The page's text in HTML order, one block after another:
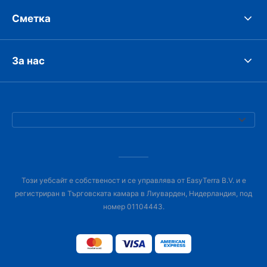
Сметка
За нас
Този уебсайт е собственост и се управлява от EasyTerra B.V. и е
регистриран в Търговската камара в Лиуварден, Нидерландия, под
номер 01104443.